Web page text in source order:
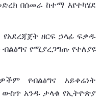
በሰመራ ከተማ እየተካሄደ
የአደረጃጀት ዘርፍ ኃላፊ ፍቃዱ
ብልፅግና የሚያረጋግጡ የተለያዩ
የብልፅግና
አይቀሬነት
ውስጥ አንዱ ታላቁ የኢትዮጵያ